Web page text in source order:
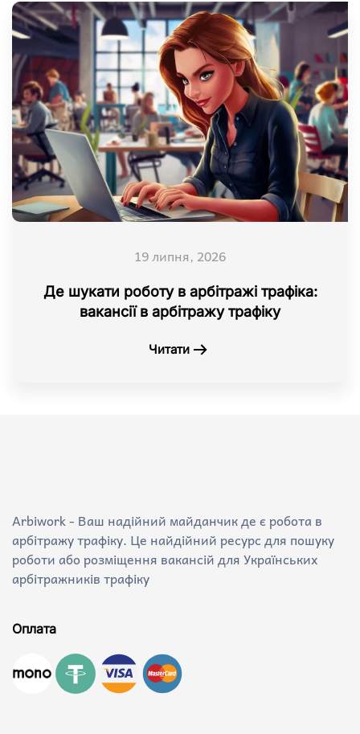
19 липня, 2026
Де шукати роботу в арбітражі трафіка:
вакансії в арбітражу трафіку
Читати
Arbiwork - Ваш надійний майданчик де є робота в
арбітражу трафіку. Це найдійний ресурс для пошуку
роботи або розміщення вакансій для Українських
арбітражників трафіку
Оплата